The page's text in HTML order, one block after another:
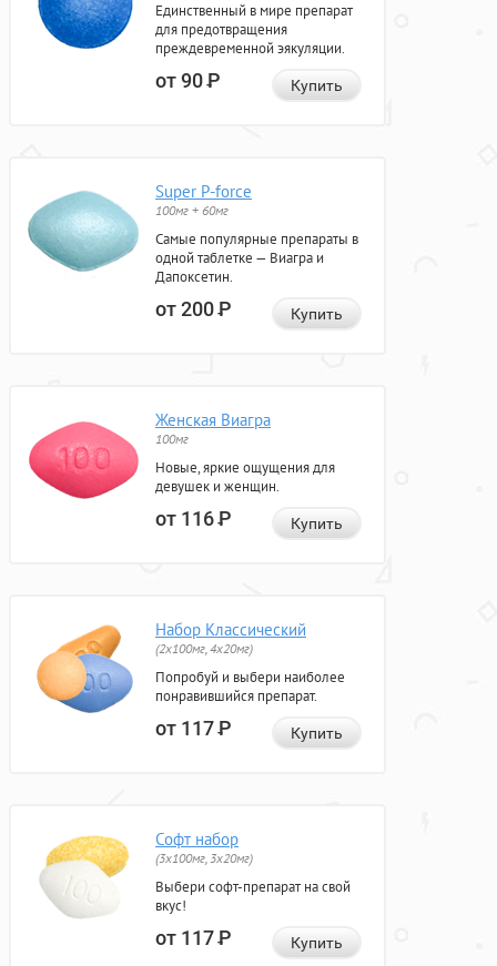
Единственный в мире препарат
для предотвращения
преждевременной эякуляции.
от 90Р Купить
Super P-force
100мг + 60мг
Самые популярные препараты в
одной таблетке — Виагра и
Дапоксетин.
от 200Р Купить
Женская Виагра
100мг
Новые, яркие ощущения для
девушек и женщин.
от 116Р Купить
Набор Классический
(2x100мг, 4x20мг)
Попробуй и выбери наиболее
понравившийся препарат.
от 117Р Купить
Софт набор
(3x100мг, 3x20мг)
Выбери софт-препарат на свой
вкус!
от 117Р Купить